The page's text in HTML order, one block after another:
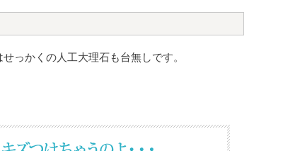
っかくの人工大理石も台無しです。